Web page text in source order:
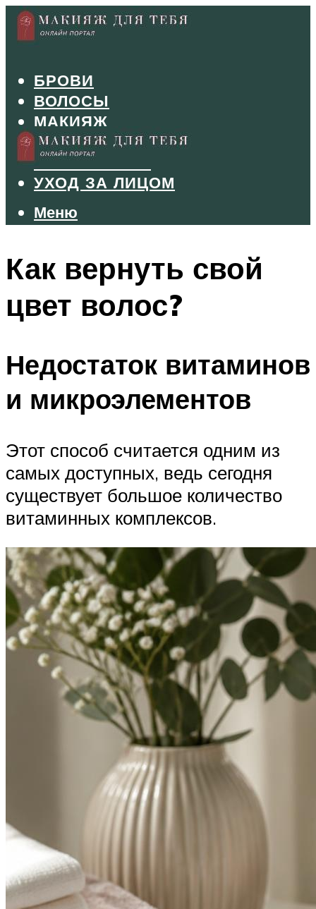
БРОВИ
ВОЛОСЫ
МАКИЯЖ
МАНИКЮР
ТУШЬ И ТЕНИ
УХОД ЗА ЛИЦОМ
Меню
Меню
Как вернуть свой
цвет волос?
Недостаток витаминов
и микроэлементов
Этот способ считается одним из
самых доступных, ведь сегодня
существует большое количество
витаминных комплексов.